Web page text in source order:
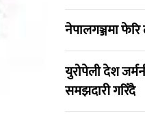
नेपालगञ्जमा
युरोपेली देश
समझदारी गरिँदै